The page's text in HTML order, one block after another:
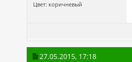
Цвет: коричневый
27.05.2015, 17:18